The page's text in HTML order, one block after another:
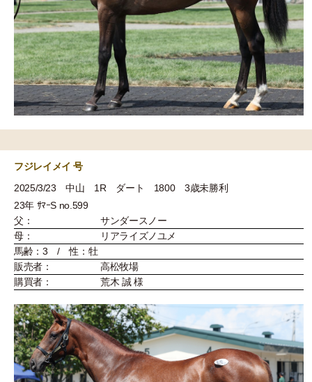
フジレイメイ 号
2025/3/23 中山 1R ダート 1800 3歳未勝利
23年 ｻﾏｰS no.599
父：
サンダースノー
母：
リアライズノユメ
馬齢：3 / 性：牡
販売者：
高松牧場
購買者：
荒木 誠 様